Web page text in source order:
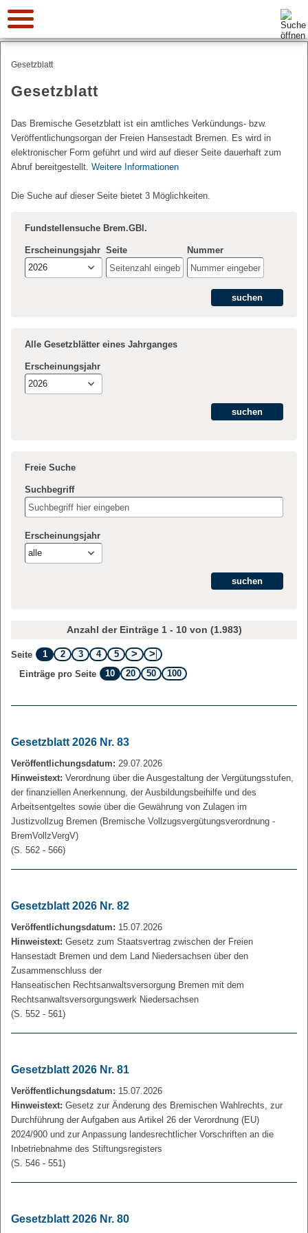
Suche:
Gesetzblatt
Gesetzblatt
Das Bremische Gesetzblatt ist ein amtliches Verkündungs- bzw.
Veröffentlichungsorgan der Freien Hansestadt Bremen. Es wird in
elektronischer Form geführt und wird auf dieser Seite dauerhaft zum
Abruf bereitgestellt. Weitere Informationen
Die Suche auf dieser Seite bietet 3 Möglichkeiten.
Fundstellensuche Brem.GBl.
Erscheinungsjahr
2026
Seite Nummer
Alle Gesetzblätter eines Jahrganges
Erscheinungsjahr
2026
Freie Suche
Suchbegriff
Erscheinungsjahr
alle
Anzahl der Einträge 1 - 10 von (1.983)
Seite 1 2 3 4
5
Einträge pro Seite
10 20 50 100
Gesetzblatt 2026 Nr. 83
Veröffentlichungsdatum: 29.07.2026
Hinweistext: Verordnung über die Ausgestaltung der Vergütungsstufen,
der finanziellen Anerkennung, der Ausbildungsbeihilfe und des
Arbeitsentgeltes sowie über die Gewährung von Zulagen im
Justizvollzug Bremen (Bremische Vollzugsvergütungsverordnung -
BremVollzVergV)
(S. 562 - 566)
Gesetzblatt 2026 Nr. 82
Veröffentlichungsdatum: 15.07.2026
Hinweistext: Gesetz zum Staatsvertrag zwischen der Freien
Hansestadt Bremen und dem Land Niedersachsen über den
Zusammenschluss der
Hanseatischen Rechtsanwaltsversorgung Bremen mit dem
Rechtsanwaltsversorgungswerk Niedersachsen
(S. 552 - 561)
Gesetzblatt 2026 Nr. 81
Veröffentlichungsdatum: 15.07.2026
Hinweistext: Gesetz zur Änderung des Bremischen Wahlrechts, zur
Durchführung der Aufgaben aus Artikel 26 der Verordnung (EU)
2024/900 und zur Anpassung landesrechtlicher Vorschriften an die
Inbetriebnahme des Stiftungsregisters
(S. 546 - 551)
Gesetzblatt 2026 Nr. 80